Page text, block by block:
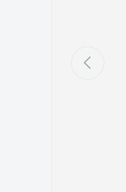
Précédent